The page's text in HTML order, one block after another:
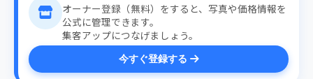
オーナー登録（無料）をすると、写真や価格情報を
公式に管理できます。
集客アップにつなげましょう。
今すぐ登録する